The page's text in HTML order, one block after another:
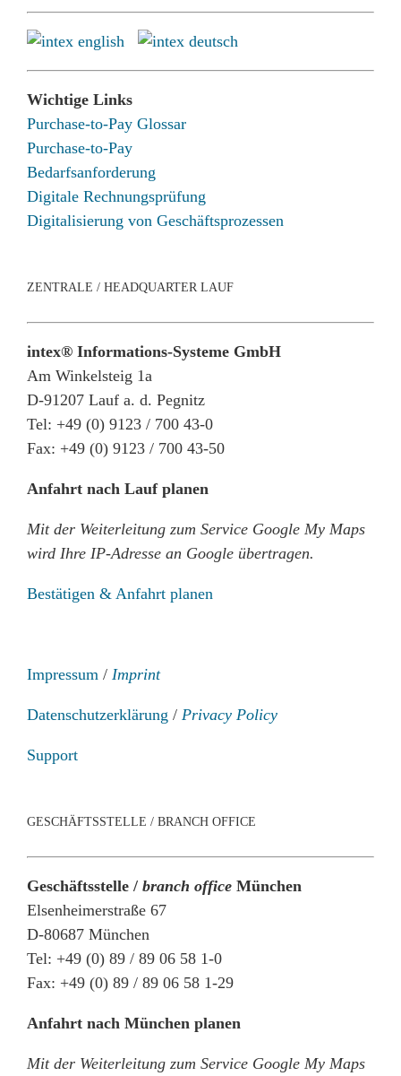
Wichtige Links
Purchase-to-Pay Glossar
Purchase-to-Pay
Bedarfsanforderung
Digitale Rechnungsprüfung
Digitalisierung von Geschäftsprozessen
ZENTRALE / HEADQUARTER LAUF
intex® Informations-Systeme GmbH
Am Winkelsteig 1a
D-91207 Lauf a. d. Pegnitz
Tel: +49 (0) 9123 / 700 43-0
Fax: +49 (0) 9123 / 700 43-50
Anfahrt nach Lauf planen
Mit der Weiterleitung zum Service Google My Maps
wird Ihre IP-Adresse an Google übertragen.
Bestätigen & Anfahrt planen
Impressum / Imprint
Datenschutzerklärung / Privacy Policy
Support
GESCHÄFTSSTELLE / BRANCH OFFICE
Geschäftsstelle / branch office München
Elsenheimerstraße 67
D-80687 München
Tel: +49 (0) 89 / 89 06 58 1-0
Fax: +49 (0) 89 / 89 06 58 1-29
Anfahrt nach München planen
Mit der Weiterleitung zum Service Google My Maps